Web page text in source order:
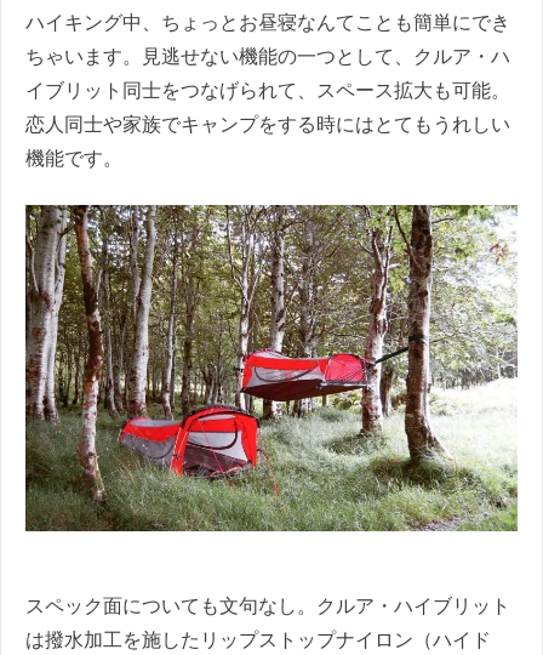
ハイキング中、ちょっとお昼寝なんてことも簡単にでき
ちゃいます。見逃せない機能の一つとして、クルア・ハ
イブリット同士をつなげられて、スペース拡大も可能。
恋人同士や家族でキャンプをする時にはとてもうれしい
機能です。
スペック面についても文句なし。クルア・ハイブリット
は撥水加工を施したリップストップナイロン（ハイド